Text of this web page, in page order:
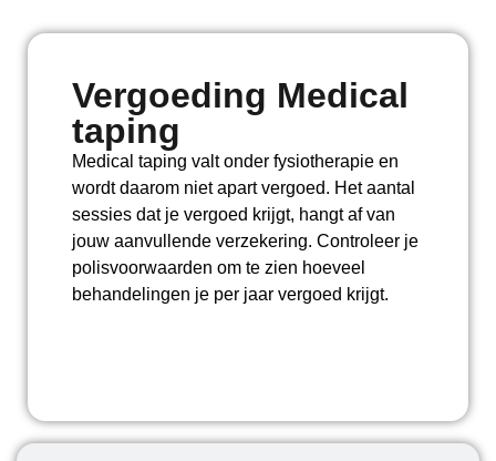
Vergoeding Medical
taping
Medical taping valt onder fysiotherapie en
wordt daarom niet apart vergoed. Het aantal
sessies dat je vergoed krijgt, hangt af van
jouw aanvullende verzekering. Controleer je
polisvoorwaarden om te zien hoeveel
behandelingen je per jaar vergoed krijgt.